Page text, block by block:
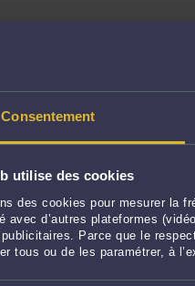
Consentement
utilise des cookies
des cookies pour mesurer la
avec d’autres plateformes
Parce que le
tous ou de les paramétrer, à